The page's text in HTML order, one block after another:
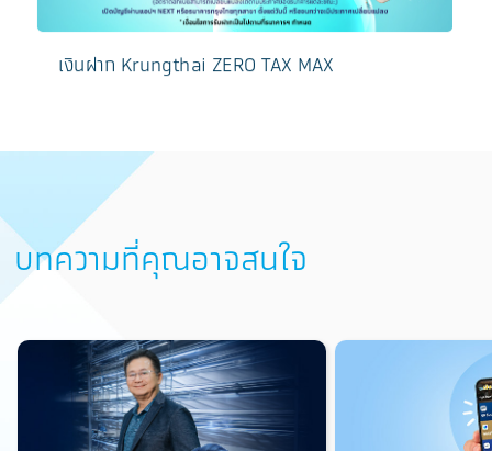
เงินฝาก Krungthai ZERO TAX MAX
บทความที่คุณอาจสนใจ